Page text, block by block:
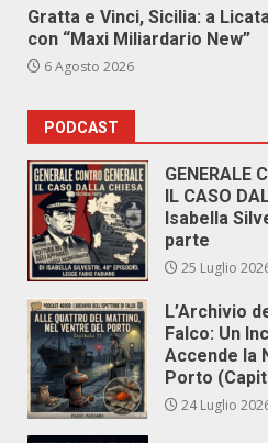
Gratta e Vinci, Sicilia: a
con “Maxi Miliardario New”
6 Agosto 2026
PODCAST
GENERALE
IL CASO
Isabella
parte
25 Luglio
L’Archivio
Falco: Un
Accende la
Porto
24 Luglio